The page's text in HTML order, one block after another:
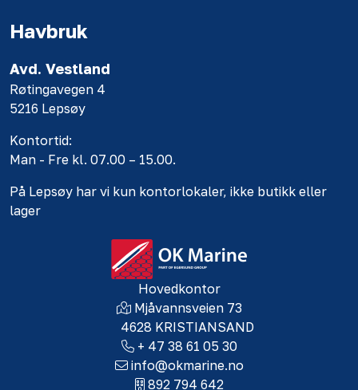
Havbruk
Avd. Vestland
Røtingavegen 4
5216 Lepsøy
Kontortid:
Man - Fre kl. 07.00 – 15.00.
På Lepsøy har vi kun kontorlokaler, ikke butikk eller
lager
Hovedkontor
Mjåvannsveien 73
4628 KRISTIANSAND
+ 47 38 61 05 30
info@okmarine.no
892 794 642